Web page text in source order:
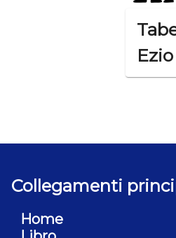
Ezio
Collegamenti
Home